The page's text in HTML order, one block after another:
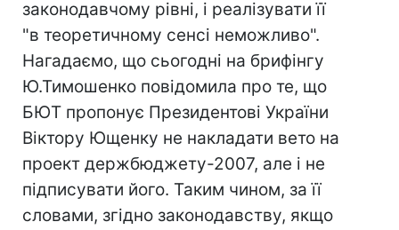
законодавчому рівні, і реалізувати її
"в теоретичному сенсі неможливо".
Нагадаємо, що сьогодні на брифінгу
Ю.Тимошенко повідомила про те, що
БЮТ пропонує Президентові України
Віктору Ющенку не накладати вето на
проект держбюджету-2007, але і не
підписувати його. Таким чином, за її
словами, згідно законодавству, якщо